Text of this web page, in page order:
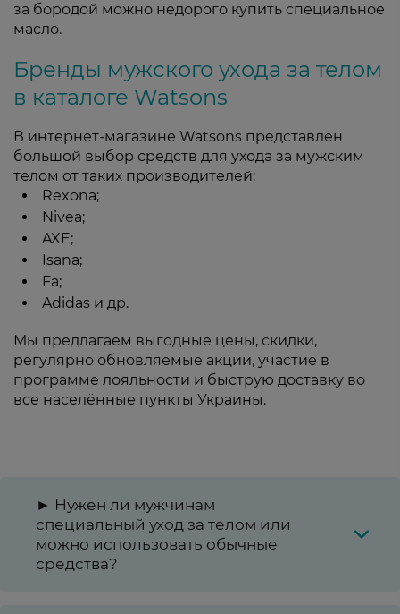
за бородой можно недорого купить специальное
масло.
Бренды мужского ухода за телом
в каталоге Watsons
В интернет-магазине Watsons представлен
большой выбор средств для ухода за мужским
телом от таких производителей:
Rexona;
Nivea;
AXE;
Isana;
Fa;
Adidas и др.
Мы предлагаем выгодные цены, скидки,
регулярно обновляемые акции, участие в
программе лояльности и быструю доставку во
все населённые пункты Украины.
► Нужен ли мужчинам
специальный уход за телом или
можно использовать обычные
средства?